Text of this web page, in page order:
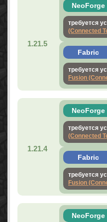
1.21.5
NeoForge
требуется
(Connected
Fabric
требуется
Fusion
1.21.4
NeoForge
требуется
(Connected
Fabric
требуется
Fusion
NeoForge